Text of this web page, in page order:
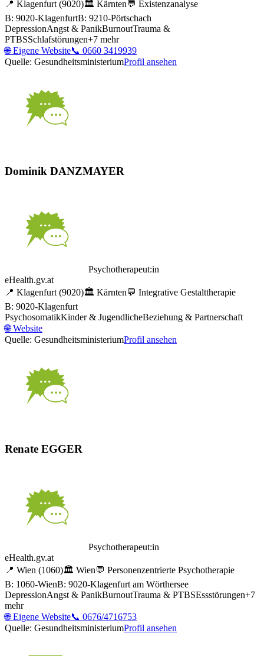
📍 Klagenfurt(9020)🏛️ Kärnten💬 Existenzanalyse
B: 9020-KlagenfurtB: 9210-Pörtschach
DepressionAngst & PanikBurnoutTrauma &
PTBSSchlafstörungen+7 mehr
🌐Eigene Website📞 0660 3419939
Quelle: GesundheitsministeriumProfil ansehen
Dominik DANZMAYER
Psychotherapeut:in
eHealth.gv.at
📍 Klagenfurt (9020)🏛️ Kärnten💬 Integrative Gestalttherapie
B: 9020-Klagenfurt
PsychosomatikKinder & JugendlicheBeziehung & Partnerschaft
🌐Website
Quelle: GesundheitsministeriumProfil ansehen
Renate EGGER
Psychotherapeut:in
eHealth.gv.at
📍 Wien (1060)🏛️ Wien💬 Personenzentrierte Psychotherapie
B: 1060-WienB: 9020-Klagenfurt am Wörthersee
DepressionAngst & PanikBurnoutTrauma & PTBSEssstörungen+7
mehr
🌐Eigene Website📞 0676/4716753
Quelle: GesundheitsministeriumProfil ansehen